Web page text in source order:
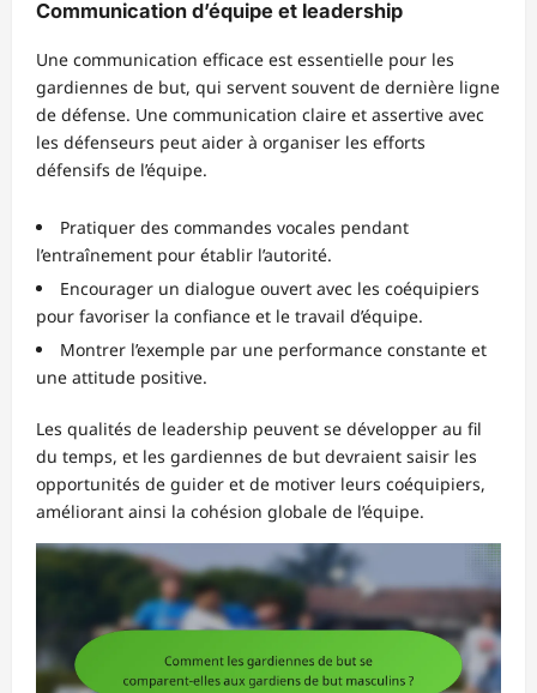
Communication d’équipe et leadership
Une communication efficace est essentielle pour les
gardiennes de but, qui servent souvent de dernière ligne
de défense. Une communication claire et assertive avec
les défenseurs peut aider à organiser les efforts
défensifs de l’équipe.
Pratiquer des commandes vocales pendant
l’entraînement pour établir l’autorité.
Encourager un dialogue ouvert avec les coéquipiers
pour favoriser la confiance et le travail d’équipe.
Montrer l’exemple par une performance constante et
une attitude positive.
Les qualités de leadership peuvent se développer au fil
du temps, et les gardiennes de but devraient saisir les
opportunités de guider et de motiver leurs coéquipiers,
améliorant ainsi la cohésion globale de l’équipe.